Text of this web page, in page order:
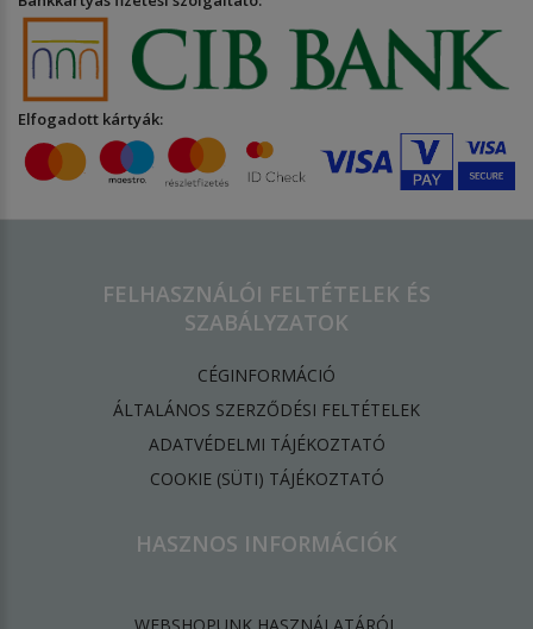
Elfogadott kártyák:
FELHASZNÁLÓI FELTÉTELEK ÉS
SZABÁLYZATOK
CÉGINFORMÁCIÓ
ÁLTALÁNOS SZERZŐDÉSI FELTÉTELEK
ADATVÉDELMI TÁJÉKOZTATÓ
​COOKIE (SÜTI) TÁJÉKOZTATÓ
HASZNOS INFORMÁCIÓK